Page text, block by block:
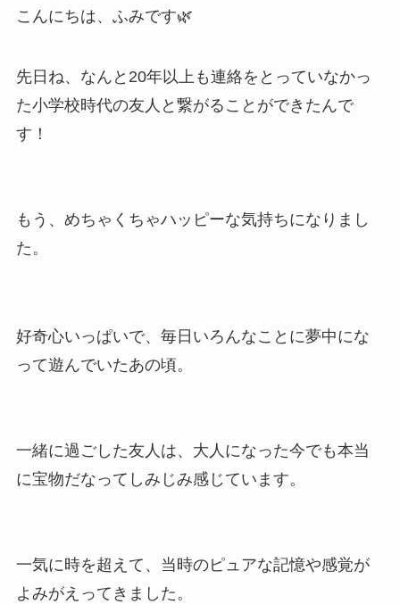
こんにちは、ふみです🌿
先日ね、なんと20年以上も連絡をとっていなかっ
た小学校時代の友人と繋がることができたんで
す！
もう、めちゃくちゃハッピーな気持ちになりまし
た。
好奇心いっぱいで、毎日いろんなことに夢中にな
って遊んでいたあの頃。
一緒に過ごした友人は、大人になった今でも本当
に宝物だなってしみじみ感じています。
一気に時を超えて、当時のピュアな記憶や感覚が
よみがえってきました。